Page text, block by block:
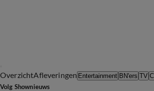
OverzichtAfleveringen Entertainment BN'ers TV
Volg Shownieuws